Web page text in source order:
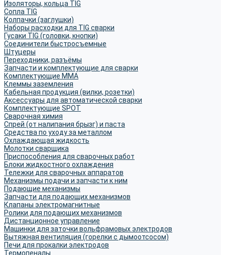
Изоляторы, кольца TIG
Сопла TIG
Колпачки (заглушки)
Наборы расходки для TIG сварки
Гусаки TIG (головки, кнопки)
Соединители быстросъемные
Штуцеры
Переходники, разъёмы
Запчасти и комплектующие для сварки
Комплектующие ММА
Клеммы заземления
Кабельная продукция (вилки, розетки)
Аксессуары для автоматической сварки
Комплектующие SPOT
Сварочная химия
Спрей (от налипания брызг) и паста
Средства по уходу за металлом
Охлаждающая жидкость
Молотки сварщика
Приспособления для сварочных работ
Блоки жидкостного охлаждения
Тележки для сварочных аппаратов
Механизмы подачи и запчасти к ним
Подающие механизмы
Запчасти для подающих механизмов
Клапаны электромагнитные
Ролики для подающих механизмов
Дистанционное управление
Машинки для заточки вольфрамовых электродов
Вытяжная вентиляция (горелки с дымоотсосом)
Печи для прокалки электродов
Термопеналы